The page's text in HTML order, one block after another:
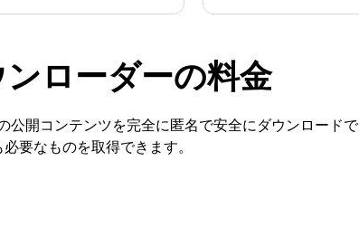
ローダーの料金
開コンテンツを完全に匿名で安全にダウンロードで
要なものを取得できます。